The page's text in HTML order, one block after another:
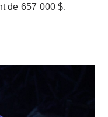
de 657 000 $.